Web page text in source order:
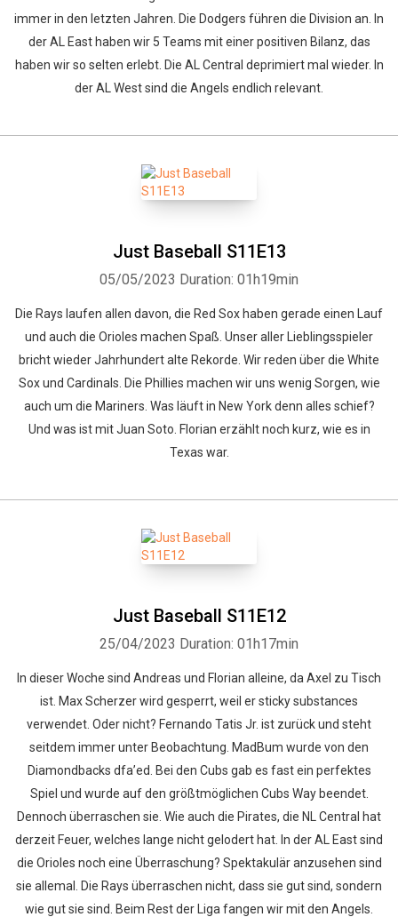
immer in den letzten Jahren. Die Dodgers führen die Division an. In
der AL East haben wir 5 Teams mit einer positiven Bilanz, das
haben wir so selten erlebt. Die AL Central deprimiert mal wieder. In
der AL West sind die Angels endlich relevant.
Just Baseball S11E13
05/05/2023 Duration: 01h19min
Die Rays laufen allen davon, die Red Sox haben gerade einen Lauf
und auch die Orioles machen Spaß. Unser aller Lieblingsspieler
bricht wieder Jahrhundert alte Rekorde. Wir reden über die White
Sox und Cardinals. Die Phillies machen wir uns wenig Sorgen, wie
auch um die Mariners. Was läuft in New York denn alles schief?
Und was ist mit Juan Soto. Florian erzählt noch kurz, wie es in
Texas war.
Just Baseball S11E12
25/04/2023 Duration: 01h17min
In dieser Woche sind Andreas und Florian alleine, da Axel zu Tisch
ist. Max Scherzer wird gesperrt, weil er sticky substances
verwendet. Oder nicht? Fernando Tatis Jr. ist zurück und steht
seitdem immer unter Beobachtung. MadBum wurde von den
Diamondbacks dfa’ed. Bei den Cubs gab es fast ein perfektes
Spiel und wurde auf den größtmöglichen Cubs Way beendet.
Dennoch überraschen sie. Wie auch die Pirates, die NL Central hat
derzeit Feuer, welches lange nicht gelodert hat. In der AL East sind
die Orioles noch eine Überraschung? Spektakulär anzusehen sind
sie allemal. Die Rays überraschen nicht, dass sie gut sind, sondern
wie gut sie sind. Beim Rest der Liga fangen wir mit den Angels.
Facebook Twitter